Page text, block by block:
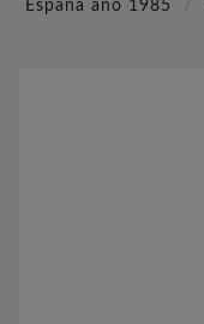
España año 1985